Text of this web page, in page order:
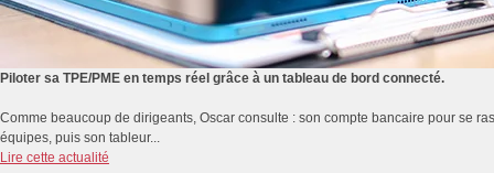
Piloter sa TPE/PME en temps réel grâce à un tableau de bord connecté.
Comme beaucoup de dirigeants, Oscar consulte : son compte bancaire pour se
équipes, puis son tableur...
Lire cette actualité